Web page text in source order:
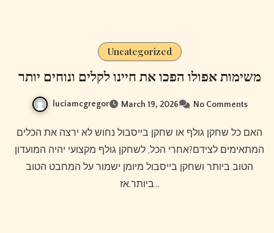
Uncategorized
משימות אפולו הפכו את חיינו לקלים ונוחים יותר
luciamcgregor March 19, 2026 No Comments
האם כל שחקן גולף או שחקן בייסבול נחוש לא ירצה את הכלים
המתאימים לצידם?אחרי הכל, לשחקן גולף מקצועי יהיה המועדון
הטוב ביותר ושחקן בייסבול מיומן ישמור על המחבט הטוב
ביותר.אז…